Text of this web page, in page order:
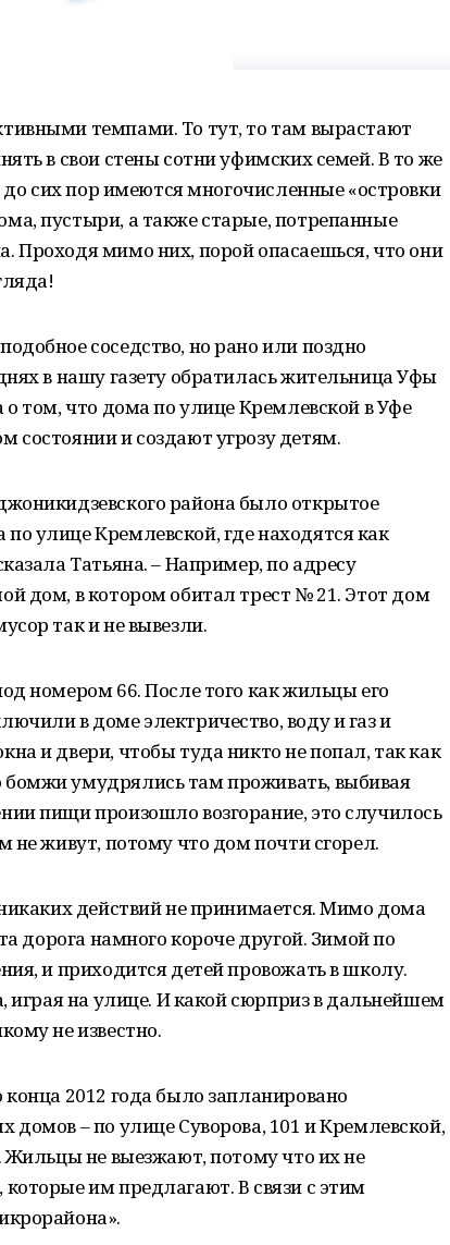
темпами. То тут, то там вырастают
в свои стены сотни уфимских семей. В то же
сих пор имеются многочисленные «островки
пустыри, а также старые, потрепанные
Проходя мимо них, порой опасаешься, что они
соседство, но рано или поздно
в нашу газету обратилась жительница Уфы
о том, что дома по улице Кремлевской в Уфе
состоянии и создают угрозу детям.
района было открытое
улице Кремлевской, где находятся как
Татьяна. – Например, по адресу
дом, в котором обитал трест № 21. Этот дом
так и не вывезли.
номером 66. После того как жильцы его
в доме электричество, воду и газ и
и двери, чтобы туда никто не попал, так как
умудрялись там проживать, выбивая
пищи произошло возгорание, это случилось
не живут, потому что дом почти сгорел.
действий не принимается. Мимо дома
дорога намного короче другой. Зимой по
и приходится детей провожать в школу.
играя на улице. И какой сюрприз в дальнейшем
не известно.
2012 года было запланировано
домов – по улице Суворова, 101 и Кремлевской,
Жильцы не выезжают, потому что их не
им предлагают. В связи с этим